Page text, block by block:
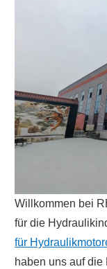
Willkommen bei
für die
für
haben uns auf